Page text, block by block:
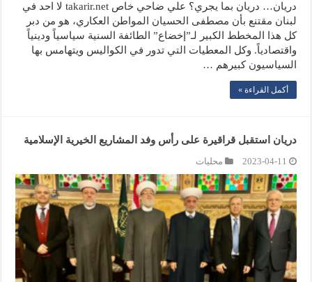
دريان… دريان بما يجري؟ علي ضاحي خاص takarir.net لا احد في
لبنان مقتنع بأن مصطفى الحسيان المواطن العكاري، هو من دبر
كل هذا المخطط الكبير لـ”إخضاع” الطائفة السنية سياسياً ودينياً
واقتصادياً. وكل المعطيات التي تدور في الكواليس ويتهامس بها
السياسيون كبيرهم …
أكمل القراءة »
دريان استقبل قراقيرة على رأس وفد المشاريع الخيرية الإسلامية
2023-04-11 محليات